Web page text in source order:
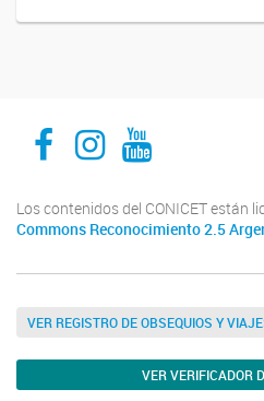
Facebook
Instagram
Youtube
Los contenidos del CONICET están
Commons Reconocimiento 2.5
VER REGISTRO DE OBSEQUIOS Y
VER VERIFICADOR